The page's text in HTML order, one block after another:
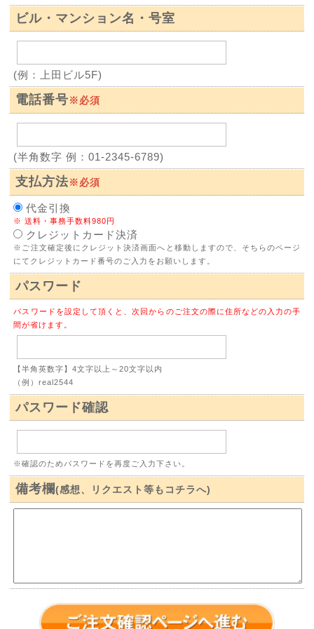
ビル・マンション名・号室
(例：上田ビル5F)
電話番号※必須
(半角数字 例：01-2345-6789)
支払方法※必須
代金引換
※ 送料・事務手数料980円
クレジットカード決済
※ご注文確定後にクレジット決済画面へと移動しますので、そちらのページ
にてクレジットカード番号のご入力をお願いします。
パスワード
パスワードを設定して頂くと、次回からのご注文の際に住所などの入力の手
間が省けます。
【半角英数字】4文字以上～20文字以内
（例）real2544
パスワード確認
※確認のためパスワードを再度ご入力下さい。
備考欄(感想、リクエスト等もコチラへ)